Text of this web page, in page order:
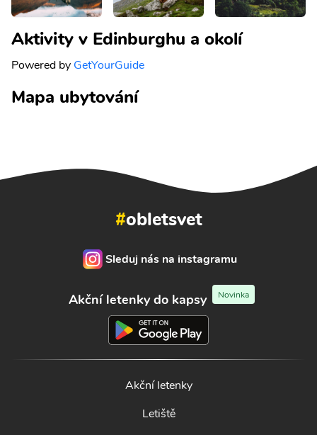
Aktivity v Edinburghu a okolí
Powered by GetYourGuide
Mapa ubytování
#obletsvet
Sleduj nás na instagramu
Akční letenky do kapsy Novinka
Akční letenky
Letiště